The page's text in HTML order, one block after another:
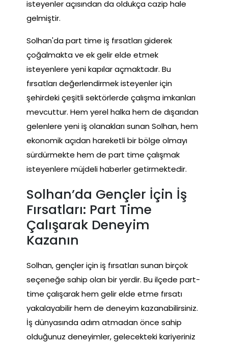
isteyenler açısından da oldukça cazip hale
gelmiştir.
Solhan'da part time iş fırsatları giderek
çoğalmakta ve ek gelir elde etmek
isteyenlere yeni kapılar açmaktadır. Bu
fırsatları değerlendirmek isteyenler için
şehirdeki çeşitli sektörlerde çalışma imkanları
mevcuttur. Hem yerel halka hem de dışarıdan
gelenlere yeni iş olanakları sunan Solhan, hem
ekonomik açıdan hareketli bir bölge olmayı
sürdürmekte hem de part time çalışmak
isteyenlere müjdeli haberler getirmektedir.
Solhan’da Gençler İçin İş
Fırsatları: Part Time
Çalışarak Deneyim
Kazanın
Solhan, gençler için iş fırsatları sunan birçok
seçeneğe sahip olan bir yerdir. Bu ilçede part-
time çalışarak hem gelir elde etme fırsatı
yakalayabilir hem de deneyim kazanabilirsiniz.
İş dünyasında adım atmadan önce sahip
olduğunuz deneyimler, gelecekteki kariyeriniz